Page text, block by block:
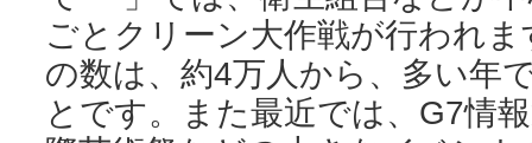
ごとクリーン大作戦が行われ
の数は、約4万人から、多い年
とです。また最近では、G7情